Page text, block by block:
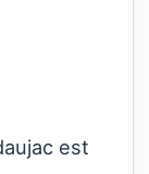
est